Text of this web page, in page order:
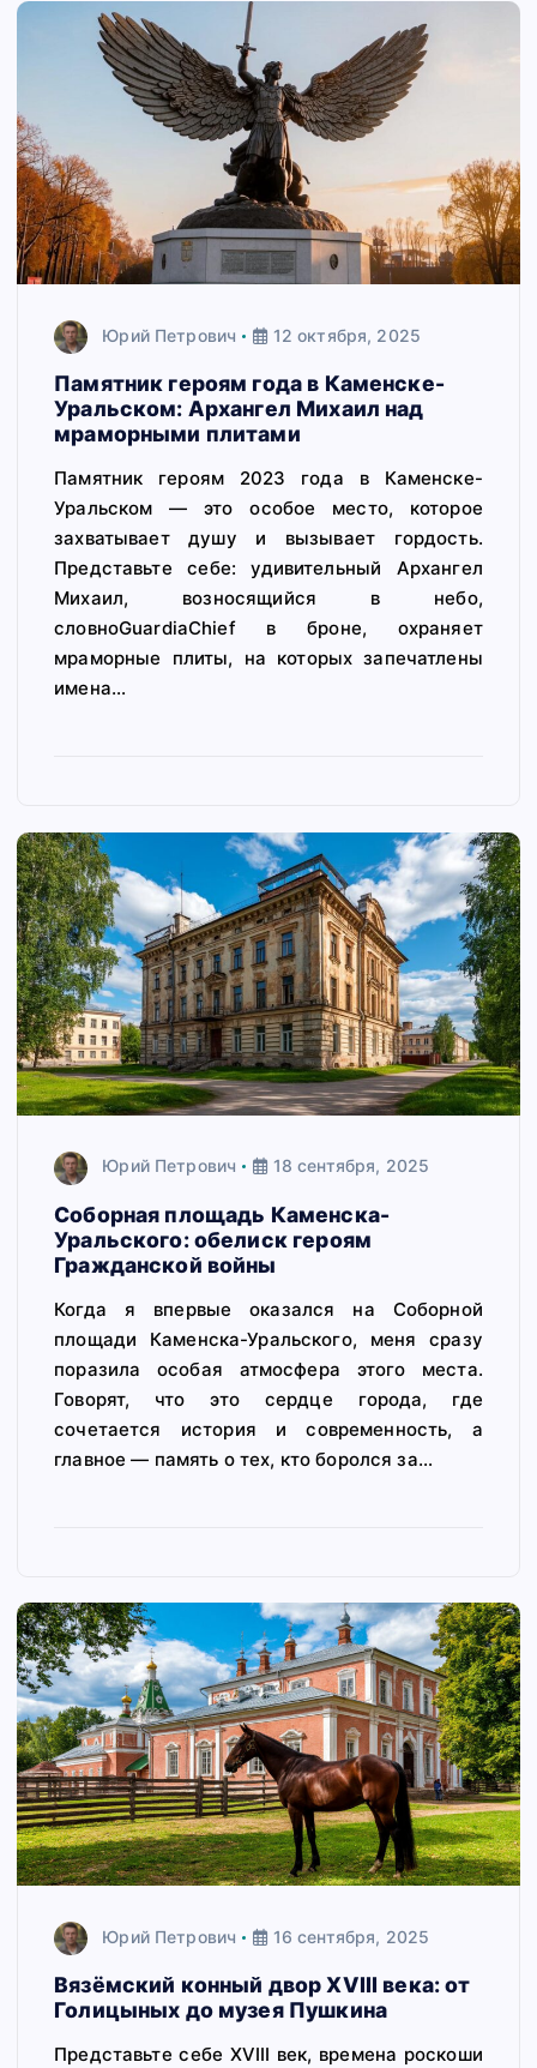
Юрий Петрович 12 октября, 2025
Памятник героям года в Каменске-
Уральском: Архангел Михаил над
мраморными плитами
Памятник героям 2023 года в Каменске-
Уральском — это особое место, которое
захватывает душу и вызывает гордость.
Представьте себе: удивительный Архангел
Михаил, возносящийся в небо,
словноGuardiaChief в броне, охраняет
мраморные плиты, на которых запечатлены
имена…
Юрий Петрович 18 сентября, 2025
Соборная площадь Каменска-
Уральского: обелиск героям
Гражданской войны
Когда я впервые оказался на Соборной
площади Каменска-Уральского, меня сразу
поразила особая атмосфера этого места.
Говорят, что это сердце города, где
сочетается история и современность, а
главное — память о тех, кто боролся за…
Юрий Петрович 16 сентября, 2025
Вязёмский конный двор XVIII века: от
Голицыных до музея Пушкина
Представьте себе XVIII век, времена роскоши